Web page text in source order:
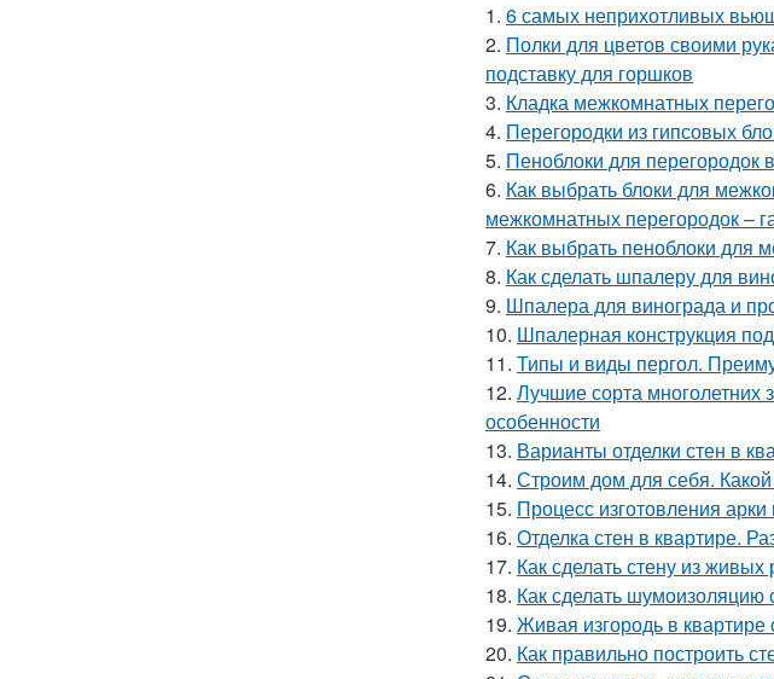
1. 6 самых неприхотливых
2. Полки для цветов своими
подставку для горшков
3. Кладка межкомнатных
4. Перегородки из гипсовых
5. Пеноблоки для перегородок
6. Как выбрать блоки для
межкомнатных перегородок –
7. Как выбрать пеноблоки для
8. Как сделать шпалеру для
9. Шпалера для винограда и
10. Шпалерная конструкция
11. Типы и виды пергол.
12. Лучшие сорта многолетних
особенности
13. Варианты отделки стен в
14. Строим дом для себя.
15. Процесс изготовления
16. Отделка стен в квартире.
17. Как сделать стену из
18. Как сделать
19. Живая изгородь в
20. Как правильно построить